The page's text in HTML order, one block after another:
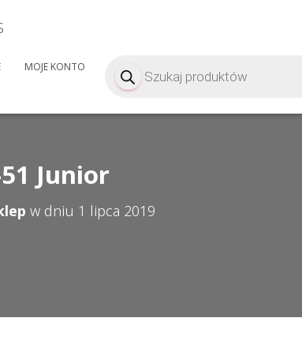
MOJE KONTO produktów
Junior
w dniu 1 lipca 2019